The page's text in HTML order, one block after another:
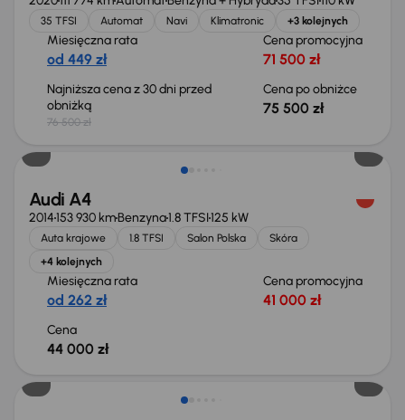
35 TFSI Automat Navi Klimatronic +3 kolejnych
Miesięczna rata
od 449 zł
Cena promocyjna
71 500 zł
Najniższa cena z 30 dni przed
obniżką
76 500 zł
Cena po obniżce
75 500 zł
Świeżo skupione
Audi A4
2014153 930 kmBenzyna1.8 TFSI125 kW
Auta krajowe 1.8 TFSI Salon Polska
Skóra
+4 kolejnych
Miesięczna rata
od 262 zł
Cena promocyjna
41 000 zł
Cena
44 000 zł